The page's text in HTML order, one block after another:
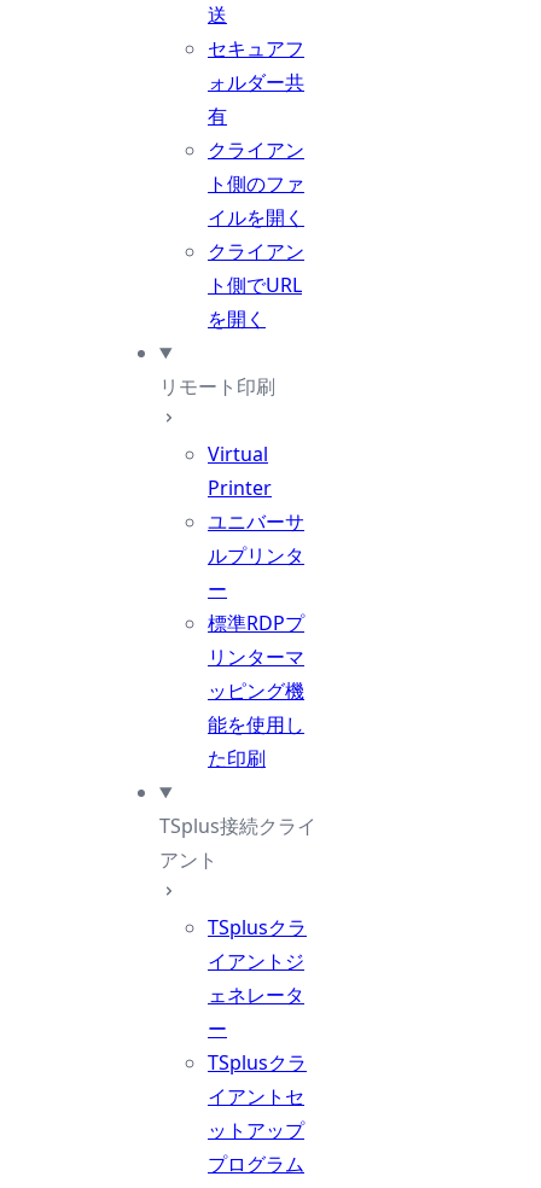
送
セキュアフ
ォルダー共
有
クライアン
ト側のファ
イルを開く
クライアン
ト側でURL
を開く
リモート印刷
Virtual
Printer
ユニバーサ
ルプリンタ
ー
標準RDPプ
リンターマ
ッピング機
能を使用し
た印刷
TSplus接続クライ
アント
TSplusクラ
イアントジ
ェネレータ
ー
TSplusクラ
イアントセ
ットアップ
プログラム